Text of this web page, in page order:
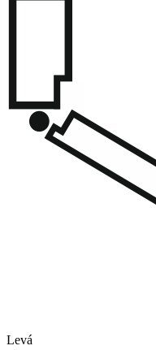
Levá